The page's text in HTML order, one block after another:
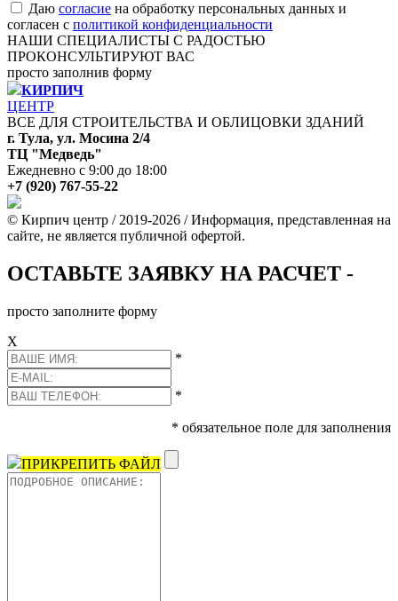
Даю согласие на обработку персональных данных и
согласен с политикой конфиденциальности
НАШИ СПЕЦИАЛИСТЫ С РАДОСТЬЮ
ПРОКОНСУЛЬТИРУЮТ ВАС
просто заполнив форму
КИРПИЧ
ЦЕНТР
ВСЕ ДЛЯ СТРОИТЕЛЬСТВА И ОБЛИЦОВКИ ЗДАНИЙ
г. Тула, ул. Мосина 2/4
ТЦ "Медведь"
Ежедневно с 9:00 до 18:00
+7 (920) 767-55-22
© Кирпич центр / 2019-2026 / Информация, представленная на
сайте, не является публичной офертой.
ОСТАВЬТЕ ЗАЯВКУ НА РАСЧЕТ -
просто заполните форму
Х
*
*
* обязательное поле для заполнения
ПРИКРЕПИТЬ ФАЙЛ